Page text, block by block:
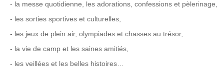
- la messe quotidienne, les adorations, confessions et pèlerinage,
- les sorties sportives et culturelles,
- les jeux de plein air, olympiades et chasses au trésor,
- la vie de camp et les saines amitiés,
- les veillées et les belles histoires…